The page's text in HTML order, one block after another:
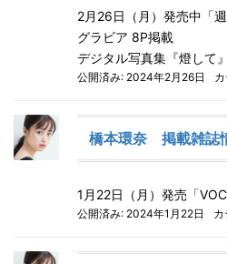
2月26日（月）発売中「
グラビア 8P掲載
デジタル写真集『燈して
公開済み: 2024年2月26日
橋本環奈 掲載雑誌
1月22日（月）発売「
公開済み: 2024年1月22日